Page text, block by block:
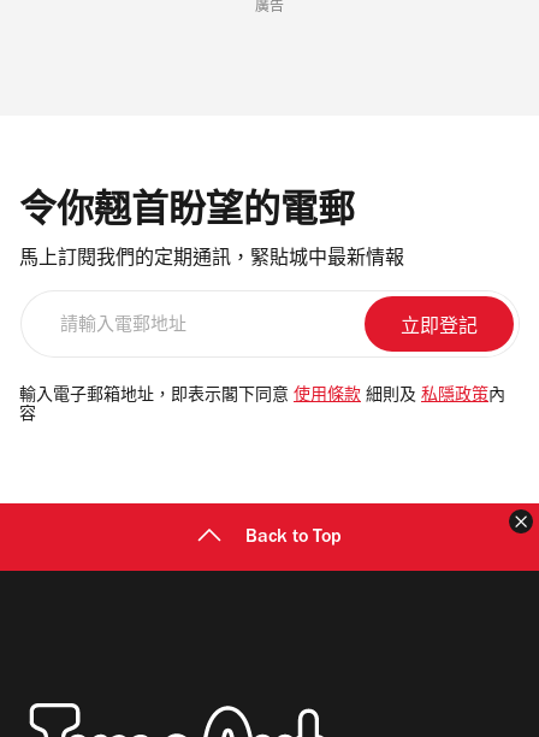
廣告
令你翹首盼望的電郵
馬上訂閱我們的定期通訊，緊貼城中最新情報
電
郵
輸入電子郵箱地址，即表示閣下同意 使用條款 細則及 私隱政策 內
容
Back to Top